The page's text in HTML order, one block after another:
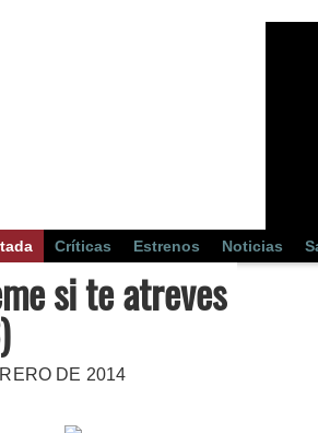
Críticas Estrenos Noticias
si te atreves
DE 2014